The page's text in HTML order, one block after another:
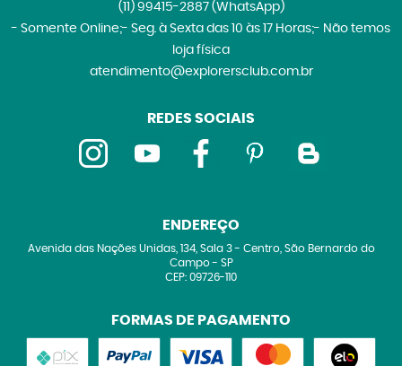
(11)99415-2887 (WhatsApp)
- Somente Online;- Seg. à Sexta das 10 às 17 Horas;- Não temos
loja física
atendimento@explorersclub.com.br
REDES SOCIAIS
ENDEREÇO
Avenida das Nações Unidas, 134, Sala 3- Centro, São Bernardo do
Campo- SP
CEP: 09726-110
FORMAS DE PAGAMENTO